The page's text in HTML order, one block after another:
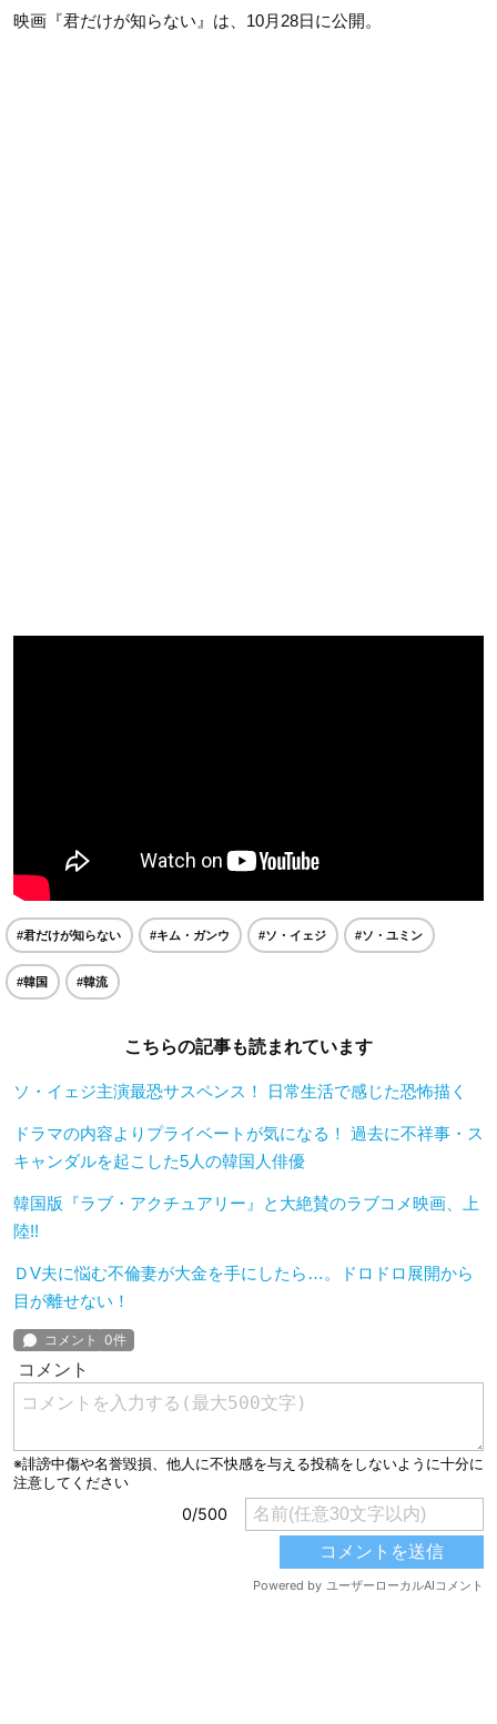
映画『君だけが知らない』は、10月28日に公開。
#君だけが知らない #キム・ガンウ #ソ・イェジ #ソ・ユミン
#韓国 #韓流
こちらの記事も読まれています
ソ・イェジ主演最恐サスペンス！ 日常生活で感じた恐怖描く
ドラマの内容よりプライベートが気になる！ 過去に不祥事・ス
キャンダルを起こした5人の韓国人俳優
韓国版『ラブ・アクチュアリー』と大絶賛のラブコメ映画、上
陸!!
ＤV夫に悩む不倫妻が大金を手にしたら…。ドロドロ展開から
目が離せない！